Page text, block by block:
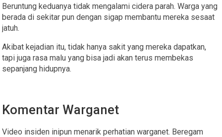
Beruntung keduanya tidak mengalami cidera parah. Warga yang
berada di sekitar pun dengan sigap membantu mereka sesaat
jatuh.
Akibat kejadian itu, tidak hanya sakit yang mereka dapatkan,
tapi juga rasa malu yang bisa jadi akan terus membekas
sepanjang hidupnya.
Komentar Warganet
Video insiden inipun menarik perhatian warganet. Beregam